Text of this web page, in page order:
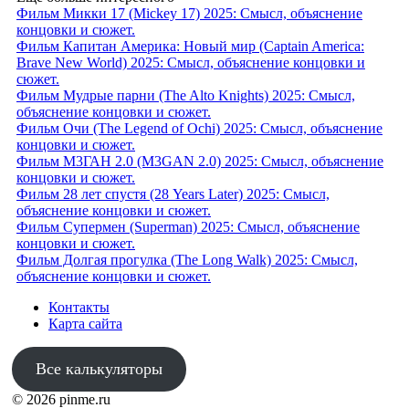
Фильм Микки 17 (Mickey 17) 2025: Смысл, объяснение
концовки и сюжет.
Фильм Капитан Америка: Новый мир (Captain America:
Brave New World) 2025: Смысл, объяснение концовки и
сюжет.
Фильм Мудрые парни (The Alto Knights) 2025: Смысл,
объяснение концовки и сюжет.
Фильм Очи (The Legend of Ochi) 2025: Смысл, объяснение
концовки и сюжет.
Фильм М3ГАН 2.0 (M3GAN 2.0) 2025: Смысл, объяснение
концовки и сюжет.
Фильм 28 лет спустя (28 Years Later) 2025: Смысл,
объяснение концовки и сюжет.
Фильм Супермен (Superman) 2025: Смысл, объяснение
концовки и сюжет.
Фильм Долгая прогулка (The Long Walk) 2025: Смысл,
объяснение концовки и сюжет.
Контакты
Карта сайта
Все калькуляторы
© 2026 pinme.ru